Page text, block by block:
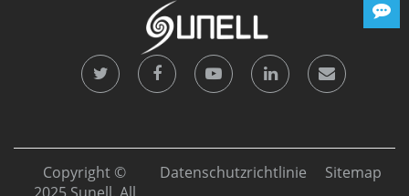
Copyright ©
Datenschutzrichtlinie Sitemap